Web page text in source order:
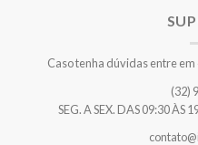
Caso tenha dúvidas entre
(32)
SEG. A SEX. DAS 09:30 ÀS